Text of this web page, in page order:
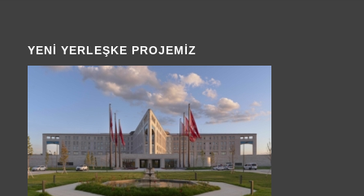
YENI YERLEŞKE PROJEMIZ